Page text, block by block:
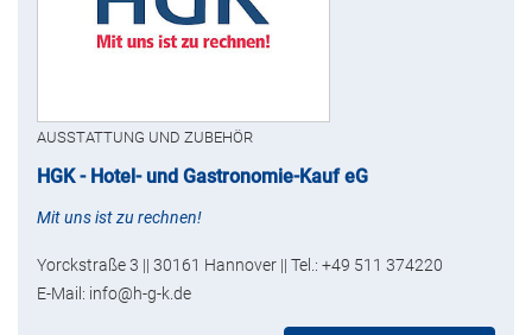
AUSSTATTUNG UND ZUBEHÖR
HGK - Hotel- und Gastronomie-Kauf eG
Mit uns ist zu rechnen!
Yorckstraße 3 || 30161 Hannover || Tel.: +49 511 374220
E-Mail: info@h-g-k.de